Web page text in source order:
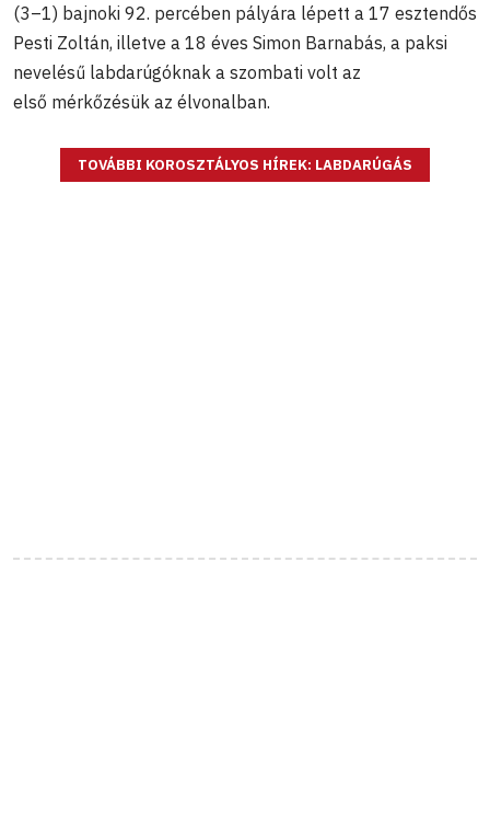
(3–1) bajnoki 92. percében pályára lépett a 17 esztendős
Pesti Zoltán, illetve a 18 éves Simon Barnabás, a paksi
nevelésű labdarúgóknak a szombati volt az
első mérkőzésük az élvonalban.
TOVÁBBI KOROSZTÁLYOS HÍREK: LABDARÚGÁS